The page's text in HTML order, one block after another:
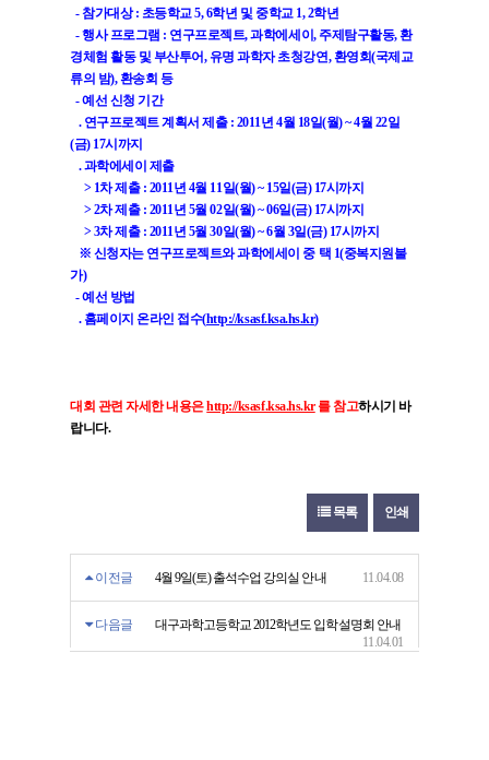
- 참가대상 : 초등학교 5, 6학년 및 중학교 1, 2학년
- 행사 프로그램 : 연구프로젝트, 과학에세이, 주제탐구활동, 환
경체험 활동 및 부산투어, 유명 과학자 초청강연, 환영회(국제교
류의 밤), 환송회 등
- 예선 신청 기간
. 연구프로젝트 계획서 제출 : 2011년 4월 18일(월) ~ 4월 22일
(금) 17시까지
. 과학에세이 제출
> 1차 제출 : 2011년 4월 11일(월) ~ 15일(금) 17시까지
> 2차 제출 : 2011년 5월 02일(월) ~ 06일(금) 17시까지
> 3차 제출 : 2011년 5월 30일(월) ~ 6월 3일(금) 17시까지
※ 신청자는 연구프로젝트와 과학에세이 중 택 1(중복지원불
가)
- 예선 방법
. 홈페이지 온라인 접수(http://ksasf.ksa.hs.kr)
대회 관련 자세한 내용은http://ksasf.ksa.hs.kr를 참고하시기 바
랍니다.
목록 인쇄
이전글 4월 9일(토) 출석수업 강의실 안내 11.04.08
다음글
대구과학고등학교 2012학년도 입학설명회 안내
11.04.01